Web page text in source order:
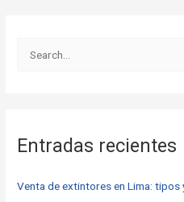
a
p
Entradas recientes
Venta de extintores en Lima: tipos